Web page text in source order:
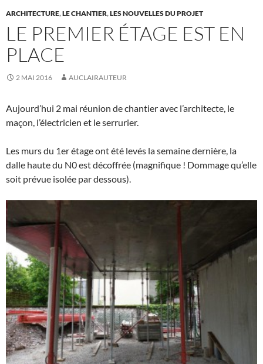
ARCHITECTURE,LE CHANTIER,LES NOUVELLES DU PROJET
LE PREMIER ÉTAGE EST EN
PLACE
2 MAI 2016 AUCLAIRAUTEUR
Aujourd’hui 2 mai réunion de chantier avec l’architecte, le
maçon, l’électricien et le serrurier.
Les murs du 1er étage ont été levés la semaine dernière, la
dalle haute du N0 est décoffrée (magnifique ! Dommage qu’elle
soit prévue isolée par dessous).